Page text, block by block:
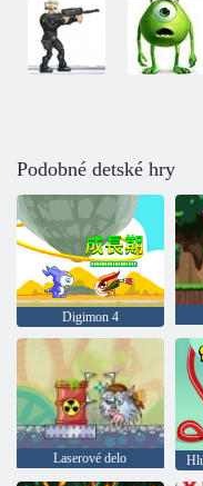
Podobné detské hry
Digimon 4
Laserové delo